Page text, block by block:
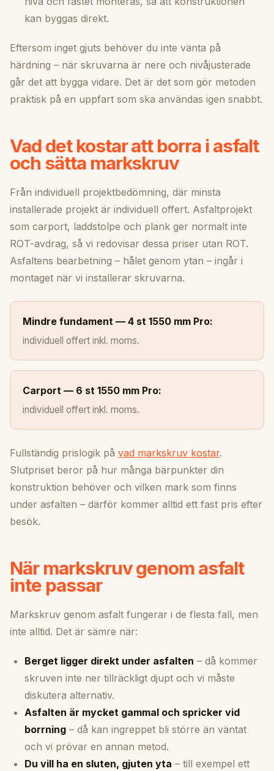
kan byggas direkt.
Eftersom inget gjuts behöver du inte vänta på
härdning – när skruvarna är nere och nivåjusterade
går det att bygga vidare. Det är det som gör metoden
praktisk på en uppfart som ska användas igen snabbt.
Vad det kostar att borra i asfalt
och sätta markskruv
Från individuell projektbedömning, där minsta
installerade projekt är individuell offert. Asfaltprojekt
som carport, laddstolpe och plank ger normalt inte
ROT-avdrag, så vi redovisar dessa priser utan ROT.
Asfaltens bearbetning – hålet genom ytan – ingår i
montaget när vi installerar skruvarna.
Mindre fundament — 4 st 1550 mm Pro:
individuell offert inkl. moms.
Carport — 6 st 1550 mm Pro:
individuell offert inkl. moms.
Fullständig prislogik på vad markskruv kostar.
Slutpriset beror på hur många bärpunkter din
konstruktion behöver och vilken mark som finns
under asfalten – därför kommer alltid ett fast pris efter
besök.
När markskruv genom asfalt
inte passar
Markskruv genom asfalt fungerar i de flesta fall, men
inte alltid. Det är sämre när:
Berget ligger direkt under asfalten – då kommer
skruven inte ner tillräckligt djupt och vi måste
diskutera alternativ.
Asfalten är mycket gammal och spricker vid
borrning – då kan ingreppet bli större än väntat
och vi prövar en annan metod.
Du vill ha en sluten, gjuten yta – till exempel ett